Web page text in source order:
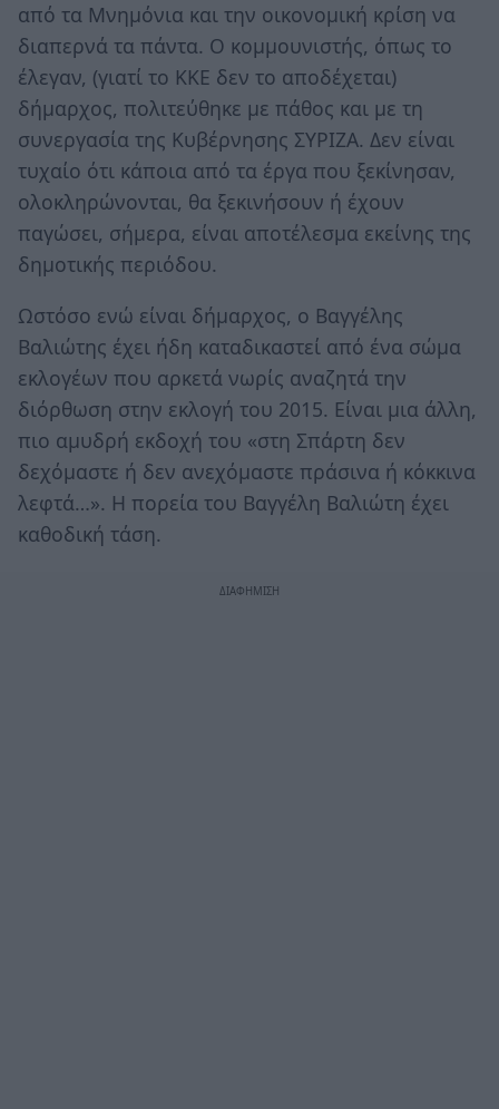
από τα Μνημόνια και την οικονομική κρίση να
διαπερνά τα πάντα. Ο κομμουνιστής, όπως το
έλεγαν, (γιατί το ΚΚΕ δεν το αποδέχεται)
δήμαρχος, πολιτεύθηκε με πάθος και με τη
συνεργασία της Κυβέρνησης ΣΥΡΙΖΑ. Δεν είναι
τυχαίο ότι κάποια από τα έργα που ξεκίνησαν,
ολοκληρώνονται, θα ξεκινήσουν ή έχουν
παγώσει, σήμερα, είναι αποτέλεσμα εκείνης της
δημοτικής περιόδου.
Ωστόσο ενώ είναι δήμαρχος, ο Βαγγέλης
Βαλιώτης έχει ήδη καταδικαστεί από ένα σώμα
εκλογέων που αρκετά νωρίς αναζητά την
διόρθωση στην εκλογή του 2015. Είναι μια άλλη,
πιο αμυδρή εκδοχή του «στη Σπάρτη δεν
δεχόμαστε ή δεν ανεχόμαστε πράσινα ή κόκκινα
λεφτά…». Η πορεία του Βαγγέλη Βαλιώτη έχει
καθοδική τάση.